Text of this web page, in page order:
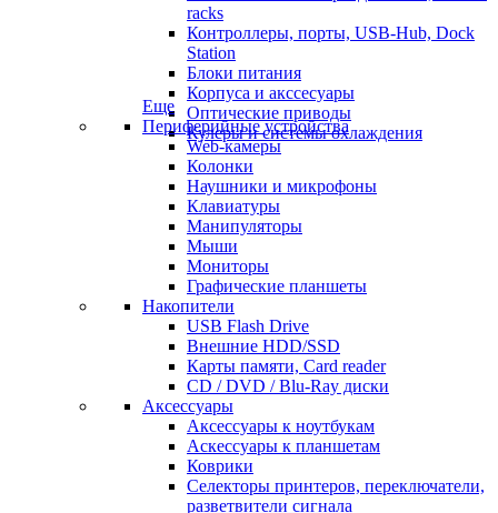
racks
Контроллеры, порты, USB-Hub, Dock
Station
Блоки питания
Корпуса и акссесуары
Оптические приводы
Кулеры и системы охлаждения
Еще
Периферийные устройства
Web-камеры
Колонки
Наушники и микрофоны
Клавиатуры
Манипуляторы
Мыши
Мониторы
Графические планшеты
Накопители
USB Flash Drive
Внешние HDD/SSD
Карты памяти, Card reader
CD / DVD / Blu-Ray диски
Аксессуары
Аксессуары к ноутбукам
Аскессуары к планшетам
Коврики
Селекторы принтеров, переключатели,
разветвители сигнала